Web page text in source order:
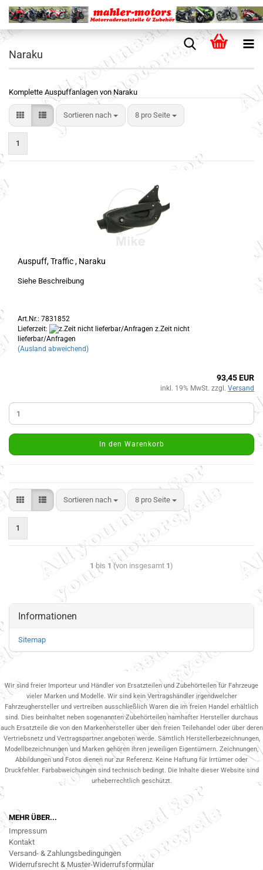
Naraku
Komplette Auspuffanlagen von Naraku
Sortieren nach 8 pro Seite
1
Auspuff, Traffic , Naraku
Siehe Beschreibung
Art.Nr.: 7831852
Lieferzeit:
z.Zeit nicht
lieferbar/Anfragen
(Ausland abweichend)
93,45 EUR
inkl. 19% MwSt. zzgl. Versand
In den Warenkorb
Sortieren nach 8 pro Seite
1
1 bis 1 (von insgesamt 1)
Informationen
Sitemap
Wir sind freier Importeur und Händler von Ersatzteilen und Zubehörteilen für Fahrzeuge
vieler Marken und Modelle. Wir sind kein Vertragshändler irgendwelcher
Fahrzeughersteller und vertreiben ausschließlich Waren die im freien Handel erhältlich
sind. Dies beinhaltet neben sogenannten Zubehörteilen namhafter Hersteller durchaus
auch Ersatzteile die von den Markenhersteller über den freien Teilehandel oder über deren
Vertriebsnetz und Vertragspartner.angeboten werde. Sämtlich Herstellerbezeichnungen,
Modellbezeichnungen und Marken gehören ihren jeweiligen Eigentümern. Zeichnungen,
Abbildungen und Fotos dienen nur zur Referenz. Keine Haftung für Irrtümer oder
Druckfehler. Farbabweichungen sind technisch bedingt. Die Inhalte dieser Website sind
urheberrechtlich geschützt.
MEHR ÜBER...
Impressum
Kontakt
Versand- & Zahlungsbedingungen
Widerrufsrecht & Muster-Widerrufsformular